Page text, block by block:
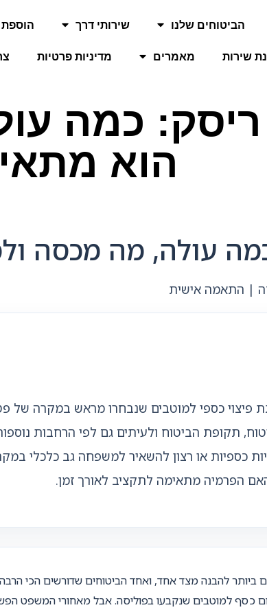
הביטוחים שלנו שירותי דרך הוספת
שירות מאמרים מדיניות פרטיות
ריסק: כמה
הוא
עולה, מה מכסה
| התאמה אישית
פיצוי כספי למוטבים שנבחרו מראש במקרה
תקופת הביטוח ולעיתים גם לפי הרחבות
כספיות או רצון להשאיר למשפחה גב כלכלי
הפרמיה מתאימה לתקציב לאורך זמן.
ביותר להבנה מצד אחד, ואחד הביטוחים שדורשים הכי
כסף למוטבים שנקבעו בפוליסה. אבל מאחורי המשפט